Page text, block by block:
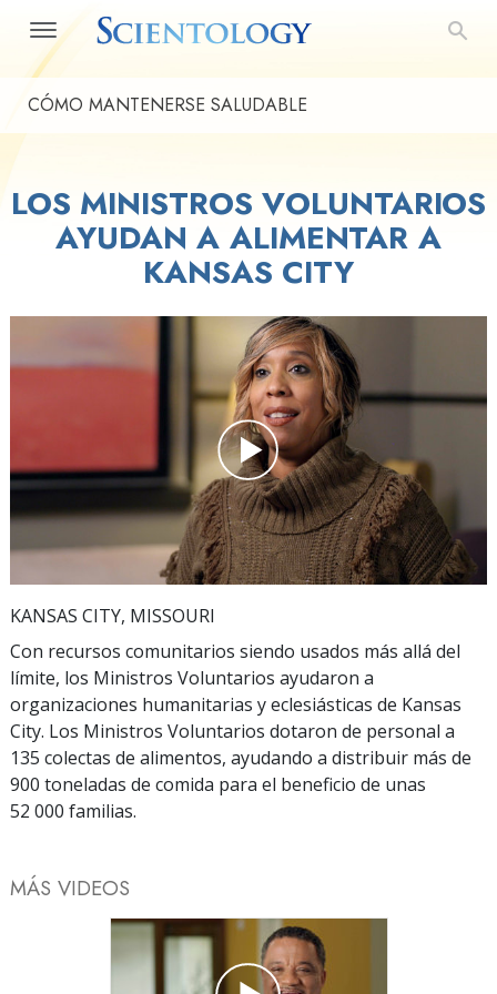
CÓMO MANTENERSE SALUDABLE
LOS MINISTROS VOLUNTARIOS
AYUDAN A ALIMENTAR A
KANSAS CITY
Play
Video
KANSAS CITY, MISSOURI
Con recursos comunitarios siendo usados más allá del
límite, los Ministros Voluntarios ayudaron a
organizaciones humanitarias y eclesiásticas de Kansas
City. Los Ministros Voluntarios dotaron de personal a
135 colectas de alimentos, ayudando a distribuir más de
900 toneladas de comida para el beneficio de unas
52 000 familias.
MÁS VIDEOS